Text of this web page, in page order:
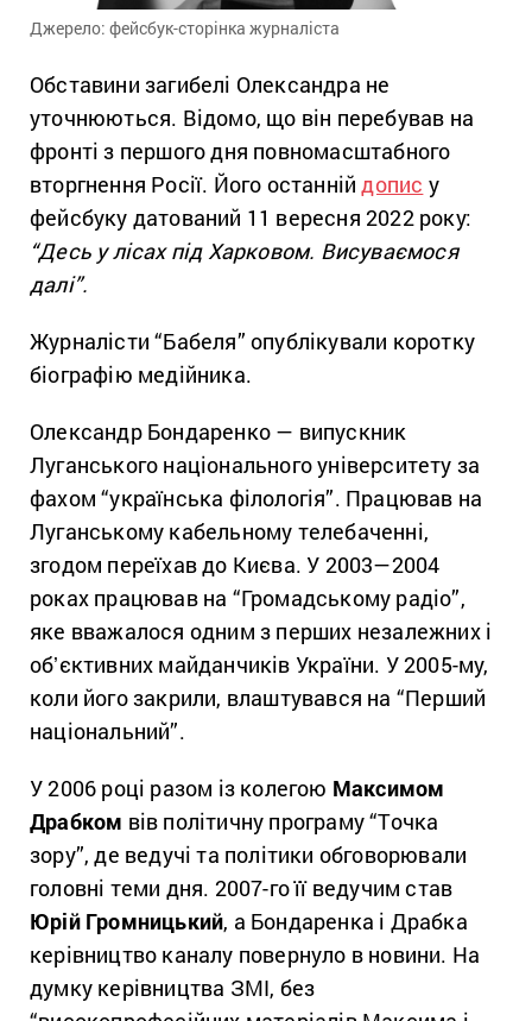
Джерело: фейсбук-сторінка журналіста
Обставини загибелі Олександра не
уточнюються. Відомо, що він перебував на
фронті з першого дня повномасштабного
вторгнення Росії. Його останнійдопис у
фейсбуку датований 11 вересня 2022 року:
“Десь у лісах під Харковом. Висуваємося
далі”.
Журналісти “Бабеля” опублікували коротку
біографію медійника.
Олександр Бондаренко — випускник
Луганського національного університету за
фахом “українська філологія”. Працював на
Луганському кабельному телебаченні,
згодом переїхав до Києва. У 2003—2004
роках працював на “Громадському радіо”,
яке вважалося одним з перших незалежних і
обʼєктивних майданчиків України. У 2005-му,
коли його закрили, влаштувався на “Перший
національний”.
У 2006 році разом із колегою Максимом
Драбком вів політичну програму “Точка
зору”, де ведучі та політики обговорювали
головні теми дня. 2007-го її ведучим став
Юрій Громницький, а Бондаренка і Драбка
керівництво каналу повернуло в новини. На
думку керівництва ЗМІ, без